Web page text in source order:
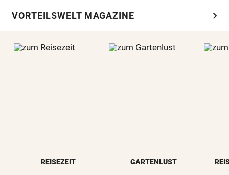
VORTEILSWELT MAGAZINE chevron_right
REISEZEIT GARTENLUST